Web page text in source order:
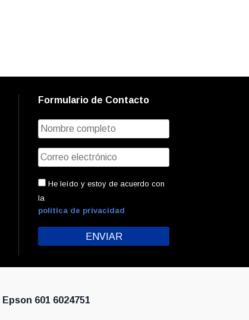
Formulario de Contacto
He leído y estoy de acuerdo con
la
política de privacidad
Epson 601 6024751